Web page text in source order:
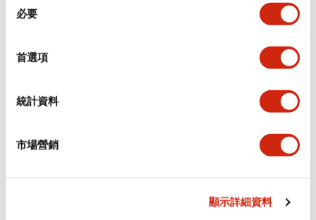
必要
首選項
統計資料
市場營銷
顯示詳細資料
審美規範
環境規範